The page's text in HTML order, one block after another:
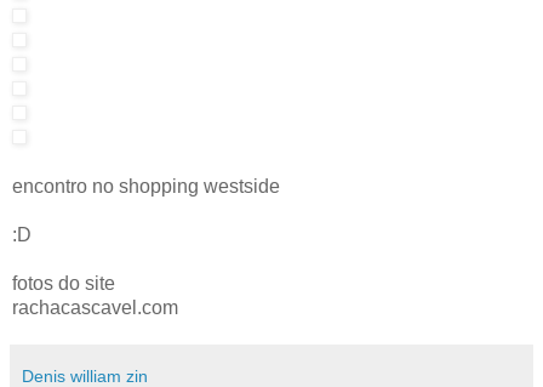
encontro no shopping westside
:D
fotos do site
rachacascavel.com
Denis william zin